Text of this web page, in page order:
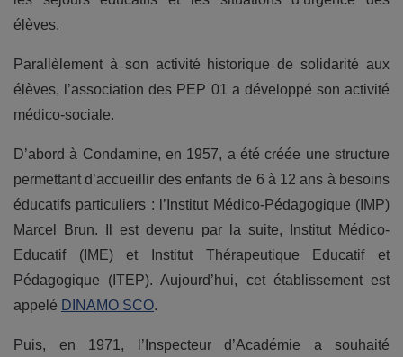
élèves.
Parallèlement à son activité historique de solidarité aux
élèves, l’association des PEP 01 a développé son activité
médico-sociale.
D’abord à Condamine, en 1957, a été créée une structure
permettant d’accueillir des enfants de 6 à 12 ans à besoins
éducatifs particuliers : l’Institut Médico-Pédagogique (IMP)
Marcel Brun. Il est devenu par la suite, Institut Médico-
Educatif (IME) et Institut Thérapeutique Educatif et
Pédagogique (ITEP). Aujourd’hui, cet établissement est
appelé DINAMO SCO.
Puis, en 1971, l’Inspecteur d’Académie a souhaité